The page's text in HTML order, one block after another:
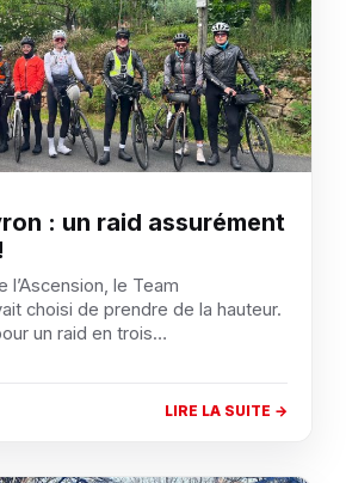
: un raid assurément
le Team
choisi de prendre de la hauteur.
un raid en trois…
LIRE LA SUITE →